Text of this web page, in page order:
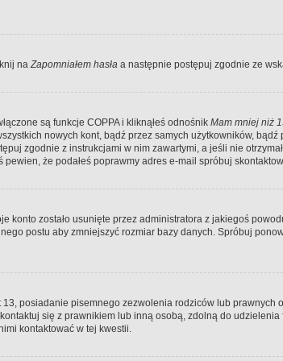
naZapomniałem hasła a następnie postępuj zgodnie ze
są funkcje COPPA i kliknąłeś odnośnik Mam mniej niż
nowych kont, bądź przez samych użytkowników, bądź
zgodnie z instrukcjami w nim zawartymi, a jeśli nie
że podałeś poprawmy adres e-mail spróbuj
konto zostało usunięte przez administratora z jakiegoś
postu aby zmniejszyć rozmiar bazy danych. Spróbuj
posiadanie pisemnego zezwolenia rodziców lub prawnych
się z prawnikiem lub inną osobą, zdolną do udzielenia
kontaktować w tej kwestii.